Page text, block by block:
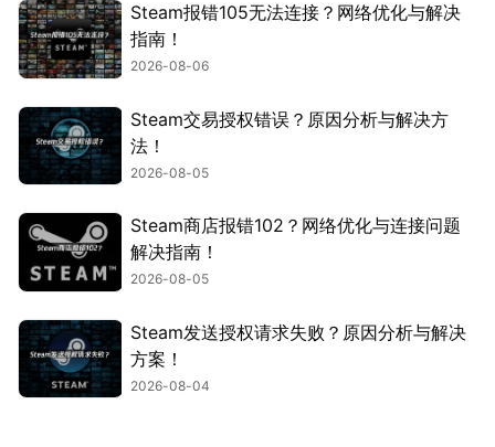
Steam报错105无法连接？网络优化与解决
指南！
2026-08-06
Steam交易授权错误？原因分析与解决方
法！
2026-08-05
Steam商店报错102？网络优化与连接问题
解决指南！
2026-08-05
Steam发送授权请求失败？原因分析与解决
方案！
2026-08-04